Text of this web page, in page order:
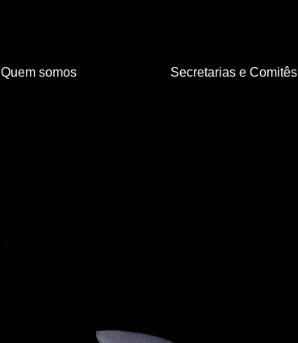
Quem somos Secretarias e Comitês